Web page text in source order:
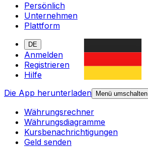
Persönlich
Unternehmen
Plattform
DE
Anmelden
Registrieren
Hilfe
Die App herunterladen
Menü umschalten
Währungsrechner
Währungsdiagramme
Kursbenachrichtigungen
Geld senden